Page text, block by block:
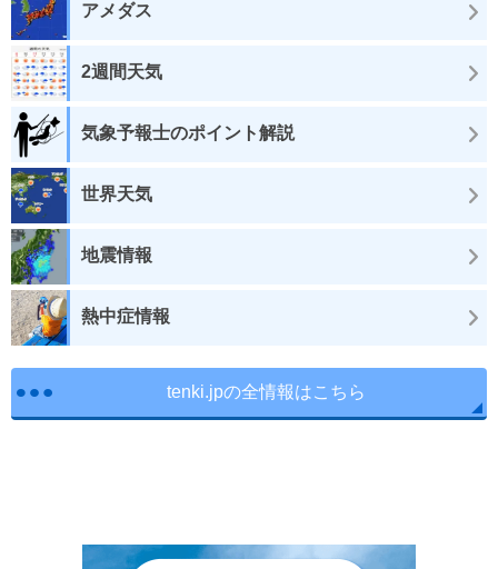
アメダス
2週間天気
気象予報士のポイント解説
世界天気
地震情報
熱中症情報
tenki.jpの全情報はこちら